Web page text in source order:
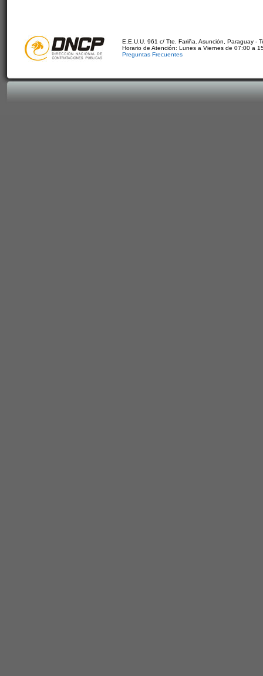
E.E.U.U. 961 c/ Tte. Fariña. Asunción, Paraguay -
Horario de Atención: Lunes a Viernes de 07:00 a
Preguntas Frecuentes